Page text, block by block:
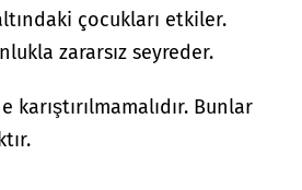
çocukları etkiler.
zararsız seyreder.
karıştırılmamalıdır. Bunlar